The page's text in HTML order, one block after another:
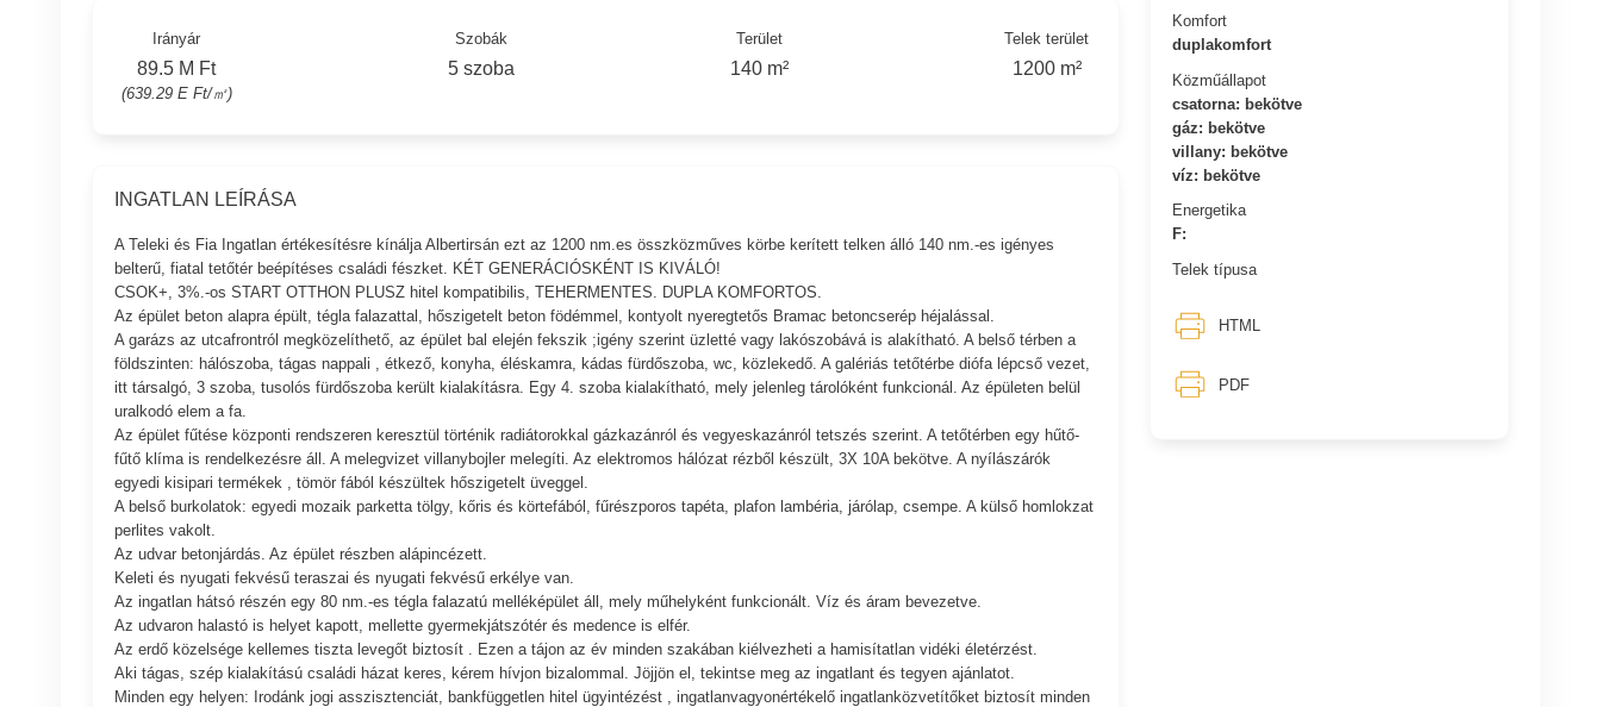
Komfort
duplakomfort
Közműállapot
csatorna: bekötve
gáz: bekötve
villany: bekötve
víz: bekötve
Energetika
F:
Telek típusa
HTML
PDF
Irányár
89.5 M Ft
(639.29 E Ft/㎡)
Szobák
5 szoba
Terület
140 m²
Telek terület
1200 m²
INGATLAN LEÍRÁSA
A Teleki és Fia Ingatlan értékesítésre kínálja Albertirsán ezt az 1200 nm.es összközműves körbe kerített telken álló 140 nm.-es igényes
belterű, fiatal tetőtér beépítéses családi fészket. KÉT GENERÁCIÓSKÉNT IS KIVÁLÓ!
CSOK+, 3%.-os START OTTHON PLUSZ hitel kompatibilis, TEHERMENTES. DUPLA KOMFORTOS.
Az épület beton alapra épült, tégla falazattal, hőszigetelt beton födémmel, kontyolt nyeregtetős Bramac betoncserép héjalással.
A garázs az utcafrontról megközelíthető, az épület bal elején fekszik ;igény szerint üzletté vagy lakószobává is alakítható. A belső térben a
földszinten: hálószoba, tágas nappali , étkező, konyha, éléskamra, kádas fürdőszoba, wc, közlekedő. A galériás tetőtérbe diófa lépcső vezet,
itt társalgó, 3 szoba, tusolós fürdőszoba került kialakításra. Egy 4. szoba kialakítható, mely jelenleg tárolóként funkcionál. Az épületen belül
uralkodó elem a fa.
Az épület fűtése központi rendszeren keresztül történik radiátorokkal gázkazánról és vegyeskazánról tetszés szerint. A tetőtérben egy hűtő-
fűtő klíma is rendelkezésre áll. A melegvizet villanybojler melegíti. Az elektromos hálózat rézből készült, 3X 10A bekötve. A nyílászárók
egyedi kisipari termékek , tömör fából készültek hőszigetelt üveggel.
A belső burkolatok: egyedi mozaik parketta tölgy, kőris és körtefából, fűrészporos tapéta, plafon lambéria, járólap, csempe. A külső homlokzat
perlites vakolt.
Az udvar betonjárdás. Az épület részben alápincézett.
Keleti és nyugati fekvésű teraszai és nyugati fekvésű erkélye van.
Az ingatlan hátsó részén egy 80 nm.-es tégla falazatú melléképület áll, mely műhelyként funkcionált. Víz és áram bevezetve.
Az udvaron halastó is helyet kapott, mellette gyermekjátszótér és medence is elfér.
Az erdő közelsége kellemes tiszta levegőt biztosít . Ezen a tájon az év minden szakában kiélvezheti a hamisítatlan vidéki életérzést.
Aki tágas, szép kialakítású családi házat keres, kérem hívjon bizalommal. Jöjjön el, tekintse meg az ingatlant és tegyen ajánlatot.
Minden egy helyen: Irodánk jogi asszisztenciát, bankfüggetlen hitel ügyintézést , ingatlanvagyonértékelő ingatlanközvetítőket biztosít minden